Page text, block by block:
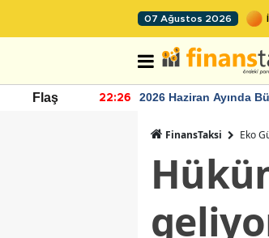
07 Ağustos 2026
Flaş 22:26
2026 Haziran Ayında
FinansTaksi Eko